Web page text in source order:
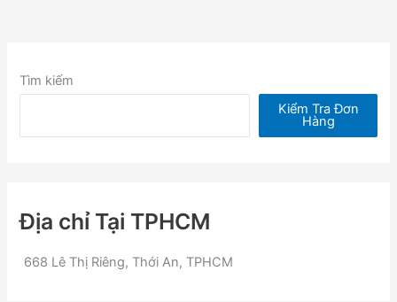
Tìm kiếm
Kiểm Tra Đơn
Hàng
Địa chỉ Tại TPHCM
668 Lê Thị Riêng, Thới An, TPHCM